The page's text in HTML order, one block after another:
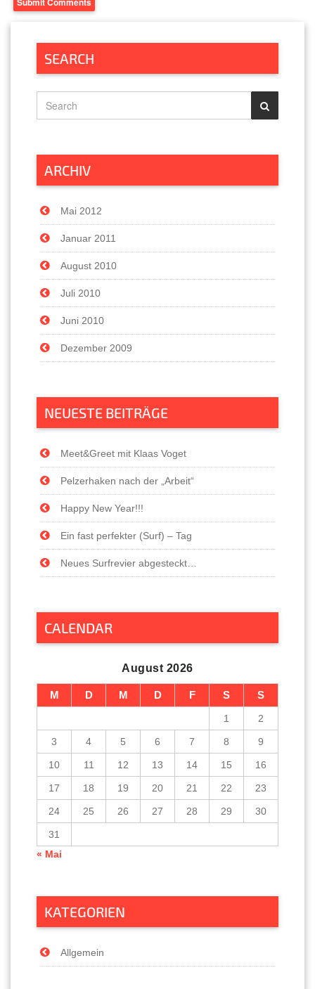
SEARCH
ARCHIV
Mai 2012
Januar 2011
August 2010
Juli 2010
Juni 2010
Dezember 2009
NEUESTE BEITRÄGE
Meet&Greet mit Klaas Voget
Pelzerhaken nach der „Arbeit“
Happy New Year!!!
Ein fast perfekter (Surf) – Tag
Neues Surfrevier abgesteckt…
CALENDAR
August 2026
M D M D F S S
1 2
3 4 5 6 7 8 9
10 11 12 13 14 15 16
17 18 19 20 21 22 23
24 25 26 27 28 29 30
31
« Mai
KATEGORIEN
Allgemein